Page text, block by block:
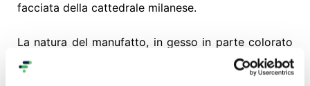
facciata della cattedrale milanese.
La natura del manufatto, in gesso in parte colorato
e dorato e un’armatura in ferro posta a sostegno
delle sculture ad altorilievo, impone, a distanza di